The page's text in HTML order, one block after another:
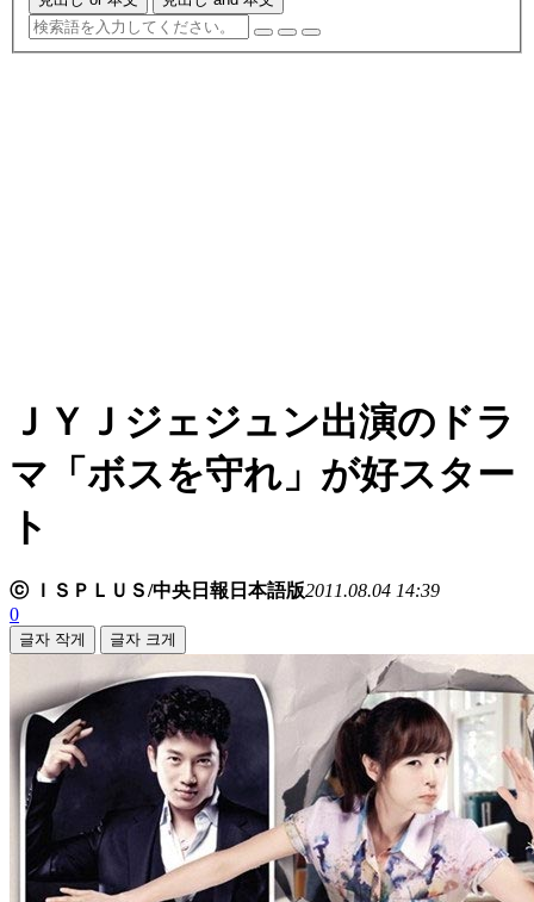
ＪＹＪジェジュン出演のドラ
マ「ボスを守れ」が好スター
ト
ⓒ ＩＳＰＬＵＳ/中央日報日本語版2011.08.04 14:39
0
글자 작게 글자 크게